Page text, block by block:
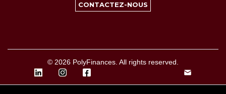
CONTACTEZ-NOUS
© 2026 PolyFinances. All rights reserved.